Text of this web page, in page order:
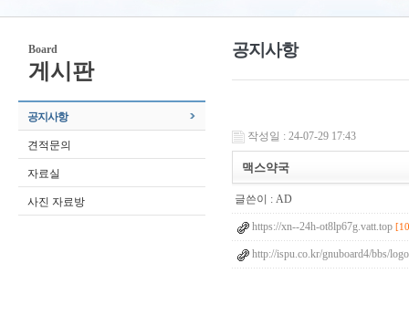
Board
게시판
공지사항
견적문의
자료실
사진 자료방
공지사항
작성일 : 24-07-29 17:43
맥스약국
글쓴이 : AD
https://xn--24h-ot8lp67g.vatt.top
http://ispu.co.kr/gnuboard4/bbs/